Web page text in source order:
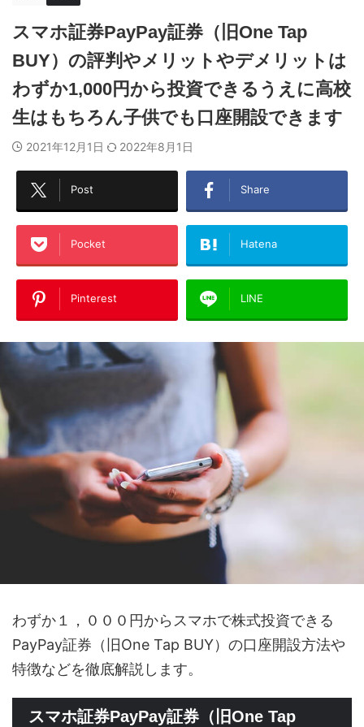
スマホ証券PayPay証券（旧One Tap
BUY）の評判やメリットやデメリットは
わずか1,000円から投資できるうえに高校
生はもちろん子供でも口座開設できます
2021年12月1日 2022年8月1日
Post Share
Pocket Hatena
Pinterest LINE
わずか１，０００円からスマホで株式投資できる
PayPay証券（旧One Tap BUY）の口座開設方法や
特徴などを徹底解説します。
スマホ証券PayPay証券（旧One Tap